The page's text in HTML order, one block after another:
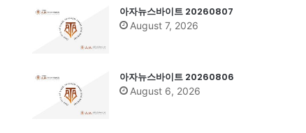
아자뉴스바이트 20260807
August 7, 2026
아자뉴스바이트 20260806
August 6, 2026